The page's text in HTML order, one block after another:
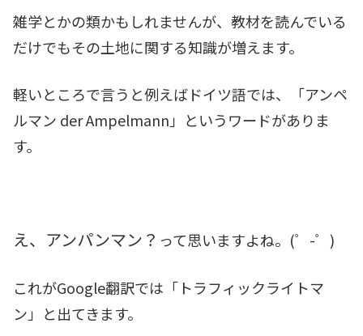
雑学とかの類かもしれませんが、教材を読んでいる
だけでもその土地に関する知識が増えます。
軽いところで言うと例えばドイツ語では、「アンペ
ルマン der Ampelmann」というワードがありま
す。
え、アンパンマン？ って思いますよね。(゜-゜)
これがGoogle翻訳では「トラフィックライトマ
ン」と出てきます。